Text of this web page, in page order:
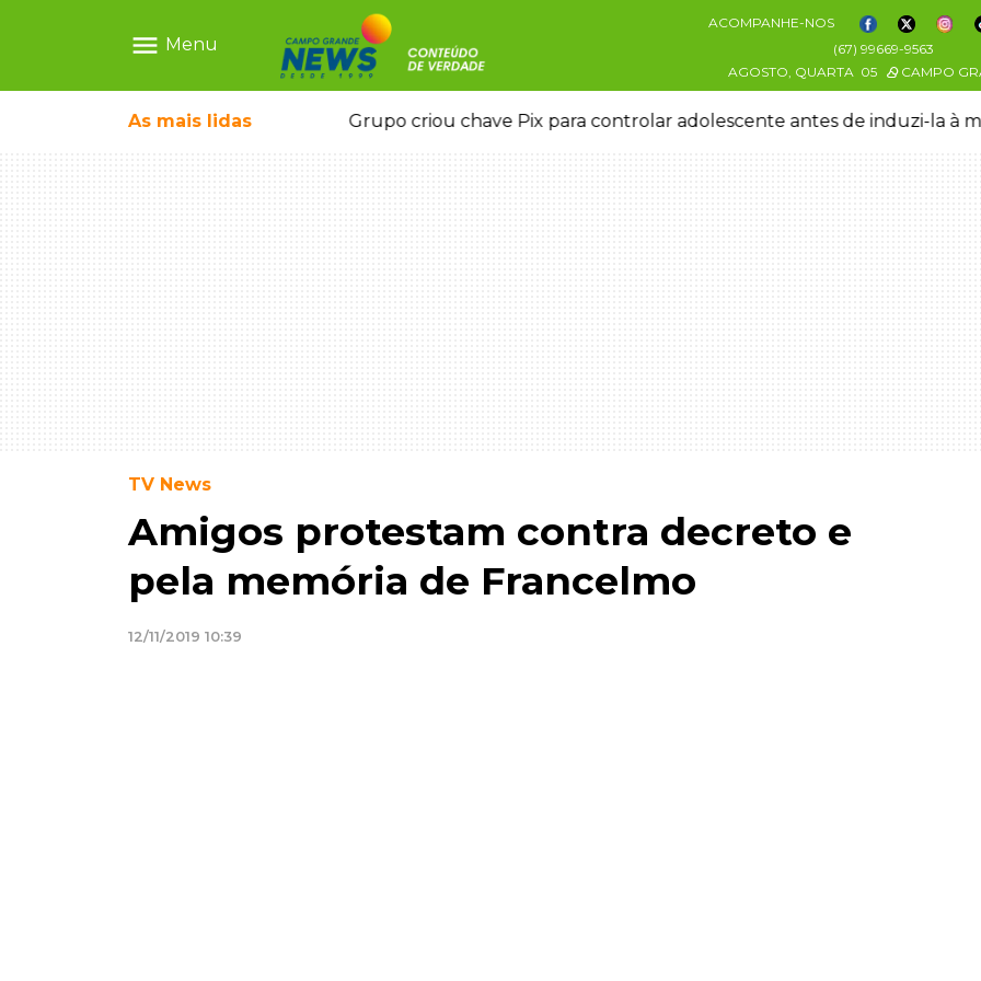
menu Menu
ACOMPANHE-NOS
(67) 99669-9563
AGOSTO, QUARTA 05 CAMPO
As mais lidas
deixou 4 mortos e 8 feridos Grupo criou chave Pix para controlar adolescente antes de induzi-la à
TV News
Amigos protestam contra decreto e
pela memória de Francelmo
12/11/2019 10:39